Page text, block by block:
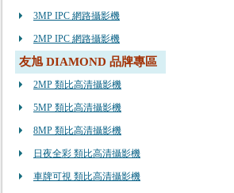
3MP IPC 網路攝影機
2MP IPC 網路攝影機
友旭 DIAMOND 品牌專區
2MP 類比高清攝影機
5MP 類比高清攝影機
8MP 類比高清攝影機
日夜全彩 類比高清攝影機
車牌可視 類比高清攝影機